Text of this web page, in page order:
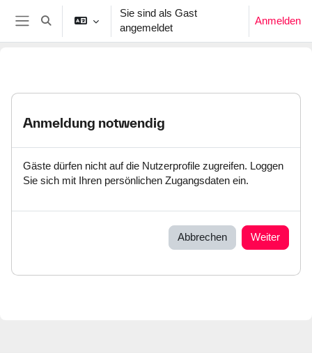
Zum Hauptinhalt
Website-Übersicht
Sucheingabe umschalten
Sie sind als Gast
angemeldet
Anmelden
Anmeldung notwendig
Gäste dürfen nicht auf die Nutzerprofile zugreifen. Loggen
Sie sich mit Ihren persönlichen Zugangsdaten ein.
Abbrechen Weiter